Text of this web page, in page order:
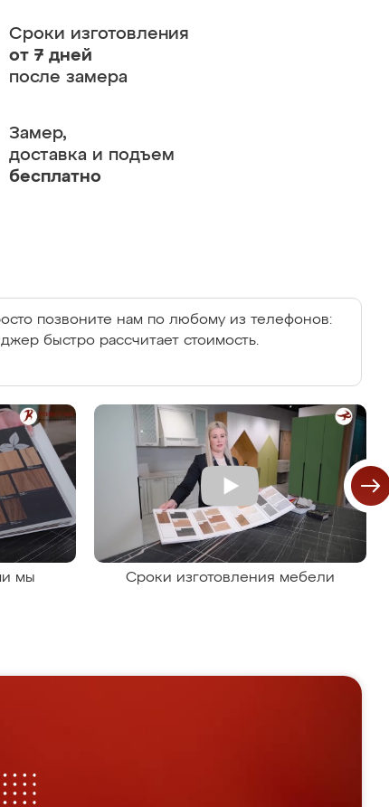
Сроки изготовления
от 7 дней
после замера
Замер,
доставка и подъем
бесплатно
позвоните нам по любому из телефонов:
быстро рассчитает стоимость.
мы
Сроки изготовления мебели